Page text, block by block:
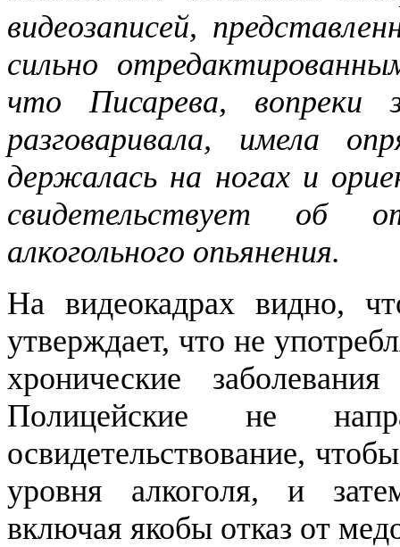
видеозаписей,
сильно
что Писарева, вопреки
разговаривала, имела
держалась на ногах и
свидетельствует об
алкогольного опьянения.
На видеокадрах видно,
утверждает, что не
хронические
Полицейские не
освидетельствование,
уровня алкоголя, и
включая якобы отказ от